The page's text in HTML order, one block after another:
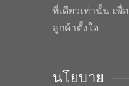
ที่เดียวเท่านั้น เ
ลูกค้าตั้งใจ
นโยบาย